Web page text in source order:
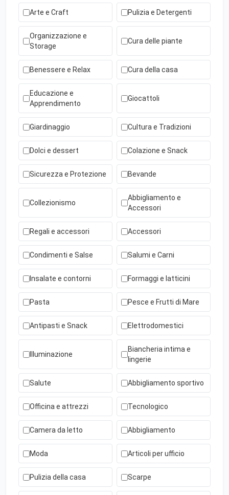
Arte e Craft Pulizia e Detergenti
Organizzazione e
Storage
Cura delle piante
Benessere e Relax Cura della casa
Educazione e
Apprendimento
Giocattoli
Giardinaggio Cultura e Tradizioni
Dolci e dessert Colazione e Snack
Sicurezza e Protezione Bevande
Collezionismo
Abbigliamento e
Accessori
Regali e accessori Accessori
Condimenti e Salse Salumi e Carni
Insalate e contorni Formaggi e latticini
Pasta Pesce e Frutti di Mare
Antipasti e Snack Elettrodomestici
Illuminazione
Biancheria intima e
lingerie
Salute Abbigliamento sportivo
Officina e attrezzi Tecnologico
Camera da letto Abbigliamento
Moda Articoli per ufficio
Pulizia della casa Scarpe